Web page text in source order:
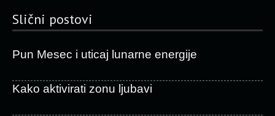
Slični postovi
Pun Mesec i uticaj lunarne energije
Kako aktivirati zonu ljubavi